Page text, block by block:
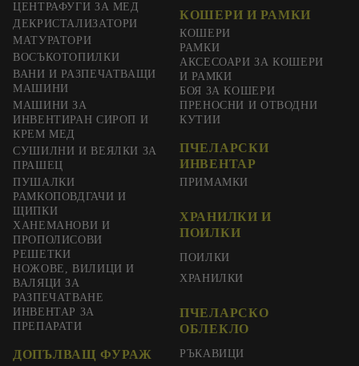
ЦЕНТРАФУГИ ЗА МЕД
ДЕКРИСТАЛИЗАТОРИ
МАТУРАТОРИ
ВОСЪКОТОПИЛКИ
ВАНИ И РАЗПЕЧАТВАЩИ
МАШИНИ
МАШИНИ ЗА
ИНВЕНТИРАН СИРОП И
КРЕМ МЕД
СУШИЛНИ И ВЕЯЛКИ ЗА
ПРАШЕЦ
КОШЕРИ И РАМКИ
КОШЕРИ
РАМКИ
АКСЕСОАРИ ЗА КОШЕРИ
И РАМКИ
БОЯ ЗА КОШЕРИ
ПРЕНОСНИ И ОТВОДНИ
КУТИИ
ПЧЕЛАРСКИ
ИНВЕНТАР
ПУШАЛКИ
РАМКОПОВДГАЧИ И
ЩИПКИ
ХАНЕМАНОВИ И
ПРОПОЛИСОВИ
РЕШЕТКИ
НОЖОВЕ, ВИЛИЦИ И
ВАЛЯЦИ ЗА
РАЗПЕЧАТВАНЕ
ИНВЕНТАР ЗА
ПРЕПАРАТИ
ДОПЪЛВАЩ ФУРАЖ
ПРИМАМКИ
ХРАНИЛКИ И
ПОИЛКИ
ПОИЛКИ
ХРАНИЛКИ
ПЧЕЛАРСКО
ОБЛЕКЛО
РЪКАВИЦИ